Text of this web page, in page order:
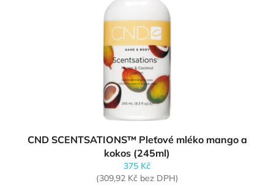
CND SCENTSATIONS™ Pleťové mléko mango a
kokos (245ml)
375 Kč
(309,92 Kč bez DPH)